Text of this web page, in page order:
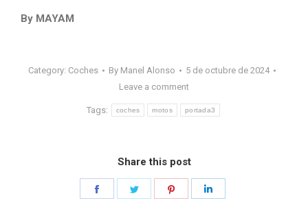
By MAYAM
Category: Coches By Manel Alonso
5 de octubre de 2024
Leave a comment
Tags: coches motos portada3
Share this post